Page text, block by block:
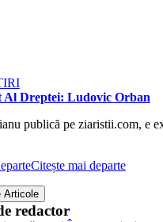
Al Dreptei: Ludovic Orban
publică pe ziaristii.com, e
Citește mai departe
Articole
redactor